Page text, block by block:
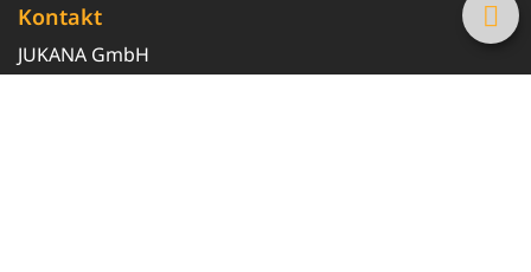
Kontakt
JUKANA GmbH